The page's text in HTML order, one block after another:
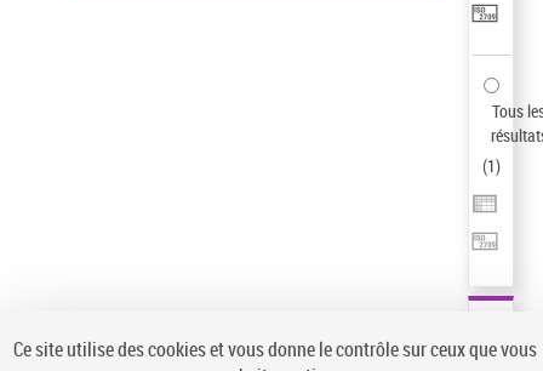
Tous
(1)
Ce site utilise des cookies et vous donne le contrôle sur ceux que vous